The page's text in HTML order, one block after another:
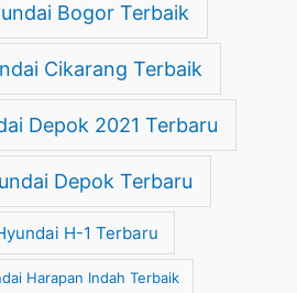
Bogor Terbaik
Cikarang Terbaik
Depok 2021 Terbaru
Depok Terbaru
H-1 Terbaru
Harapan Indah Terbaik